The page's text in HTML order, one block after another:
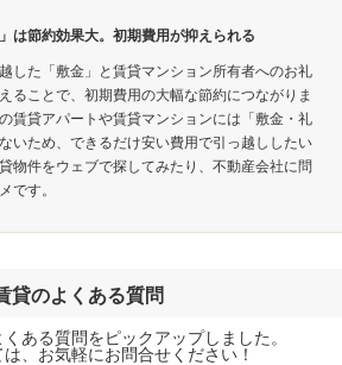
は節約効果大。初期費用が抑えられる
した「敷金」と賃貸マンション所有者へのお礼
ることで、初期費用の大幅な節約につながりま
賃貸アパートや賃貸マンションには「敷金・礼
いため、できるだけ安い費用で引っ越ししたい
物件をウェブで探してみたり、不動産会社に問
です。
貸のよくある質問
ある質問をピックアップしました。
、お気軽にお問合せください！